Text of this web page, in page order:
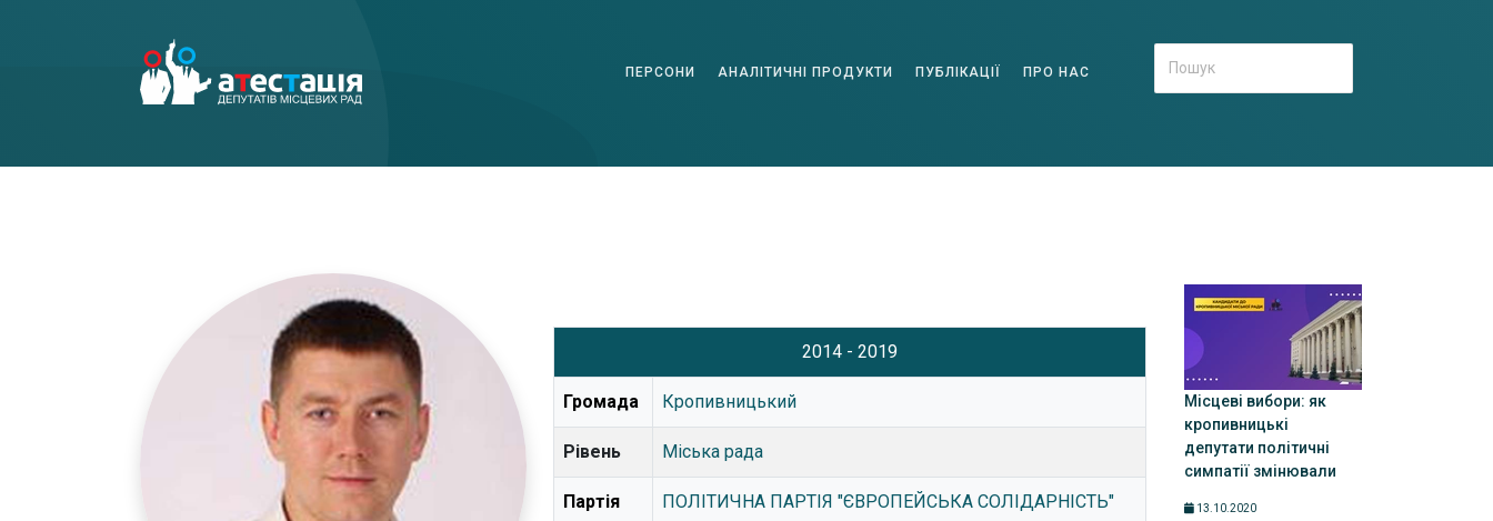
ПЕРСОНИ АНАЛІТИЧНІ ПРОДУКТИ ПУБЛІКАЦІЇ ПРО НАС
2014 - 2019
Громада Кропивницький
Рівень Міська рада
Партія ПОЛІТИЧНА ПАРТІЯ "ЄВРОПЕЙСЬКА СОЛІДАРНІСТЬ"
Місцеві вибори: як
кропивницькі
депутати політичні
симпатії змінювали
13.10.2020